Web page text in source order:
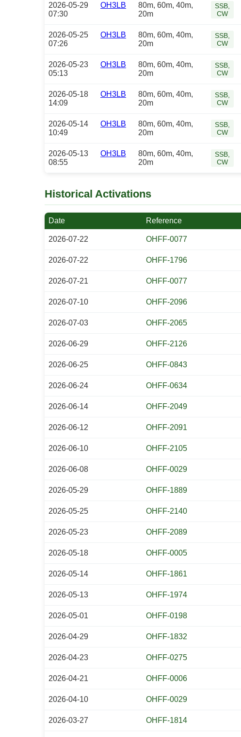
2026-05-29
07:30
OH3LB
80m, 60m, 40m,
20m
SSB,
CW
2026-05-25
07:26
OH3LB
80m, 60m, 40m,
20m
SSB,
CW
2026-05-23
05:13
OH3LB
80m, 60m, 40m,
20m
SSB,
CW
2026-05-18
14:09
OH3LB
80m, 60m, 40m,
20m
SSB,
CW
2026-05-14
10:49
OH3LB
80m, 60m, 40m,
20m
SSB,
CW
2026-05-13
08:55
OH3LB
80m, 60m, 40m,
20m
SSB,
CW
Historical Activations
Date Reference
2026-07-22 OHFF-0077
2026-07-22 OHFF-1796
2026-07-21 OHFF-0077
2026-07-10 OHFF-2096
2026-07-03 OHFF-2065
2026-06-29 OHFF-2126
2026-06-25 OHFF-0843
2026-06-24 OHFF-0634
2026-06-14 OHFF-2049
2026-06-12 OHFF-2091
2026-06-10 OHFF-2105
2026-06-08 OHFF-0029
2026-05-29 OHFF-1889
2026-05-25 OHFF-2140
2026-05-23 OHFF-2089
2026-05-18 OHFF-0005
2026-05-14 OHFF-1861
2026-05-13 OHFF-1974
2026-05-01 OHFF-0198
2026-04-29 OHFF-1832
2026-04-23 OHFF-0275
2026-04-21 OHFF-0006
2026-04-10 OHFF-0029
2026-03-27 OHFF-1814